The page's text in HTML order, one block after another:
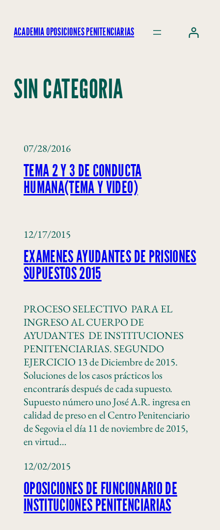
ACADEMIA OPOSICIONES PENITENCIARIAS
SIN CATEGORIA
07/28/2016
TEMA 2 Y 3 DE CONDUCTA
HUMANA(TEMA Y VIDEO)
12/17/2015
EXAMENES AYUDANTES DE PRISIONES
SUPUESTOS 2015
PROCESO SELECTIVO PARA EL
INGRESO AL CUERPO DE
AYUDANTES DE INSTITUCIONES
PENITENCIARIAS. SEGUNDO
EJERCICIO 13 de Diciembre de 2015.
Soluciones de los casos prácticos los
encontrarás después de cada supuesto.
Supuesto número uno José A.R. ingresa en
calidad de preso en el Centro Penitenciario
de Segovia el día 11 de noviembre de 2015,
en virtud…
12/02/2015
OPOSICIONES DE FUNCIONARIO DE
INSTITUCIONES PENITENCIARIAS